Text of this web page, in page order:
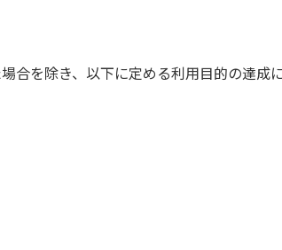
合を除き、以下に定める利用目的の達成